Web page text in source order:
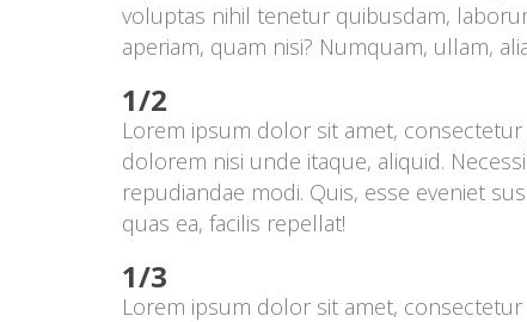
voluptas nihil tenetur quibusdam,
aperiam, quam nisi? Numquam, ullam,
1/2
Lorem ipsum dolor sit amet, consectetur
dolorem nisi unde itaque, aliquid.
repudiandae modi. Quis, esse eveniet
quas ea, facilis repellat!
1/3
Lorem ipsum dolor sit amet, consectetur